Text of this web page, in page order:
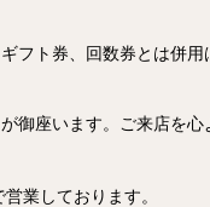
フト券、回数券とは併用
御座います。ご来店を心
業しております。